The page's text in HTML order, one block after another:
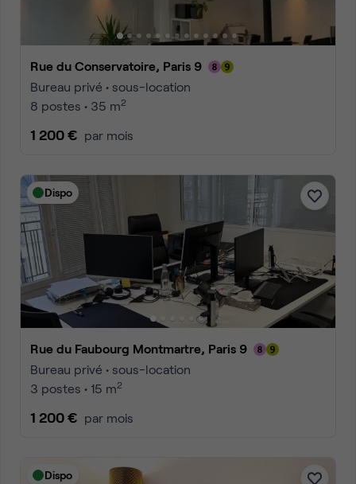
Rue du Conservatoire, Paris 9
Bureau privé • sous-location
8 postes • 35 m2
1 200 € par mois
Dispo
Rue du Faubourg Montmartre, Paris 9
Bureau privé • sous-location
3 postes • 15 m2
1 200 € par mois
Dispo